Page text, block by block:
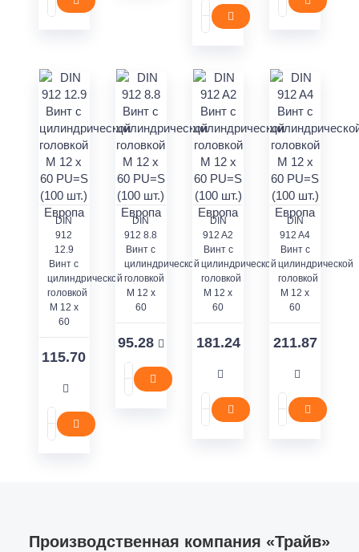
DIN
912
12.9
Винт с
цилиндрической
головкой
M 12 x
60
115.70
DIN
912 8.8
Винт с
цилиндрической
головкой
M 12 x
60
95.28
DIN
912 A2
Винт с
цилиндрической
головкой
M 12 x
60
181.24
DIN
912 A4
Винт с
цилиндрической
головкой
M 12 x
60
211.87
Производственная компания «Трайв»